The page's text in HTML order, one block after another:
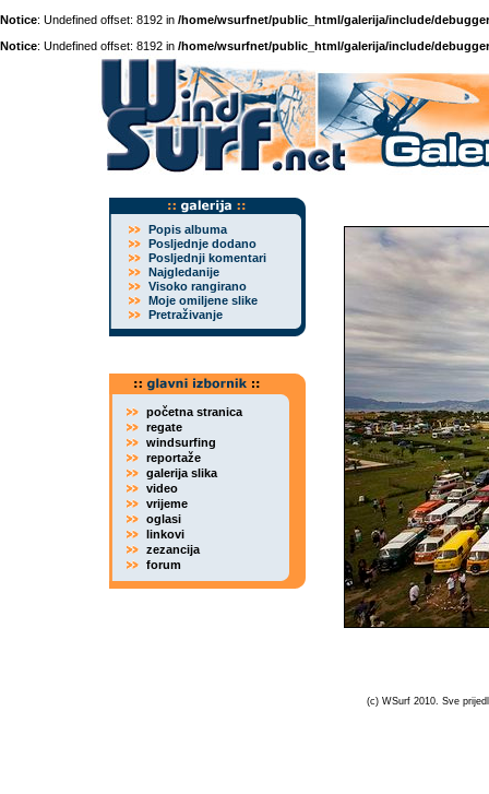
Notice: Undefined offset: 8192 in /home/wsurfnet/public_html/galerija/include/
Notice: Undefined offset: 8192 in /home/wsurfnet/public_html/galerija/include/
Popis albuma
Posljednje dodano
Posljednji komentari
Najgledanije
Visoko rangirano
Moje omiljene slike
Pretraživanje
početna stranica
regate
windsurfing
reportaže
galerija slika
video
vrijeme
oglasi
linkovi
zezancija
forum
(c) WSurf 2010. Sve